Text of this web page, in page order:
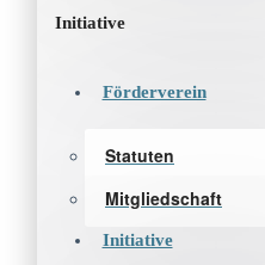
Initiative
Förderverein
Statuten
Mitgliedschaft
Initiative